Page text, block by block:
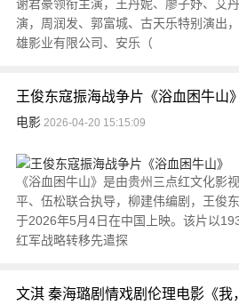
谢君豪领衔主演，王丹妮、廖子妤、艾
演，周润发、郭富城、古天乐特别演出
雄影业有限公司、安乐（
王俊东寇振海战争片《浴血困牛山》
电影2026-04-20 15:15:09
《浴血困牛山》是由贵州三点红文化影
平、伍松联合执导，柳建伟编剧，王俊
于2026年5月4日在中国上映。该片以
红军战略转移先遣探
文淇 秦海璐剧情戏剧伦理电影《我